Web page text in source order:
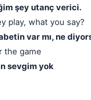
şey utanç verici.
play, what you say?
var mı, ne
the game
sevgim yok